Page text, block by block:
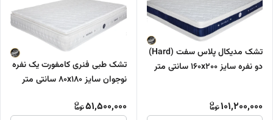
تشک مدیکال پلاس سفت (Hard)
دو نفره سایز 160x200 سانتی متر
101,200,000
تشک طبی فنری کامفورت یک نفره
نوجوان سایز 80x180 سانتی متر
51,500,000